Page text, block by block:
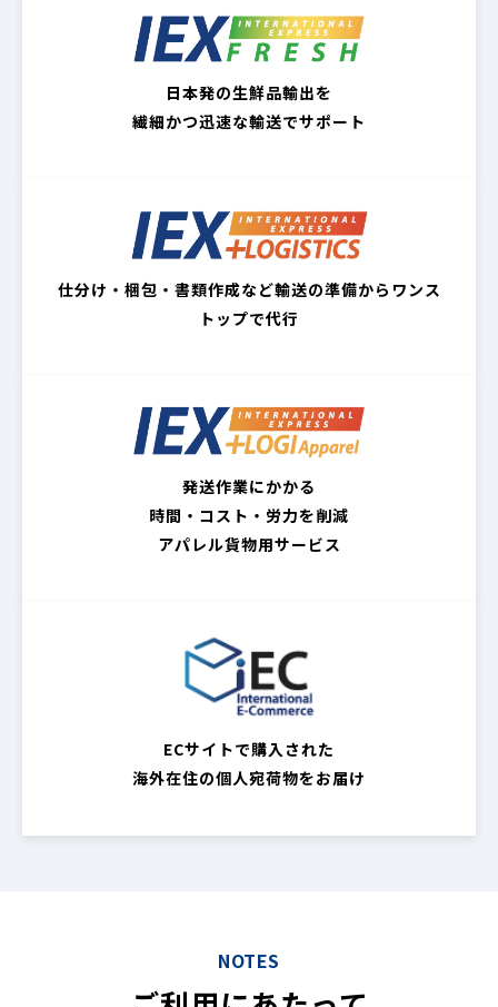
日本発の生鮮品輸出を
繊細かつ迅速な輸送でサポート
仕分け・梱包・書類作成など輸送の準備からワンス
トップで代行
発送作業にかかる
時間・コスト・労力を削減
アパレル貨物用サービス
ECサイトで購入された
海外在住の個人宛荷物をお届け
NOTES